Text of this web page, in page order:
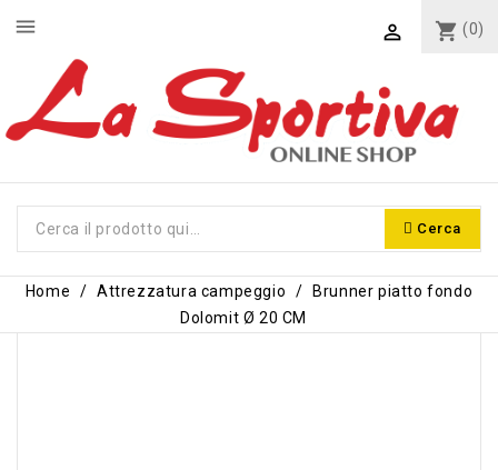
shopping_cart (0)

Cerca
menu
Home Attrezzatura campeggio
Brunner piatto fondo
Dolomit Ø 20 CM